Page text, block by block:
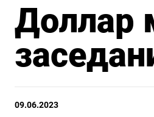
Доллар
09.06.2023